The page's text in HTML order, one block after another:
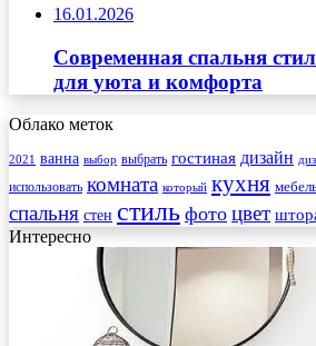
16.01.2026
Современная спальня
для уюта и комфорта
Облако меток
2021 ванна выбор выбрать гостиная дизайн
использовать комната который кухня
спальня стен стиль фото цвет
Интересно